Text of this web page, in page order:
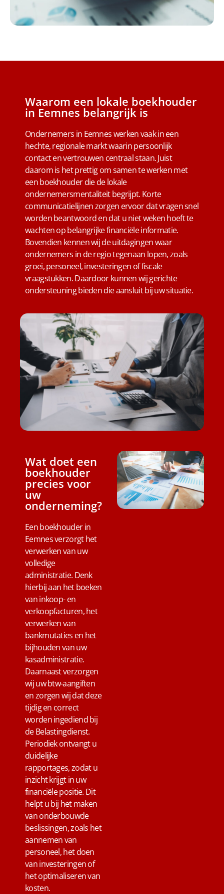
Waarom een lokale boekhouder
in Eemnes belangrijk is
Ondernemers in Eemnes werken vaak in een
hechte, regionale markt waarin persoonlijk
contact en vertrouwen centraal staan. Juist
daarom is het prettig om samen te werken met
een boekhouder die de lokale
ondernemersmentaliteit begrijpt. Korte
communicatielijnen zorgen ervoor dat vragen snel
worden beantwoord en dat u niet weken hoeft te
wachten op belangrijke financiële informatie.
Bovendien kennen wij de uitdagingen waar
ondernemers in de regio tegenaan lopen, zoals
groei, personeel, investeringen of fiscale
vraagstukken. Daardoor kunnen wij gerichte
ondersteuning bieden die aansluit bij uw situatie.
Wat doet een
boekhouder
precies voor
uw
onderneming?
Een boekhouder in
Eemnes verzorgt het
verwerken van uw
volledige
administratie. Denk
hierbij aan het boeken
van inkoop- en
verkoopfacturen, het
verwerken van
bankmutaties en het
bijhouden van uw
kasadministratie.
Daarnaast verzorgen
wij uw btw-aangiften
en zorgen wij dat deze
tijdig en correct
worden ingediend bij
de Belastingdienst.
Periodiek ontvangt u
duidelijke
rapportages, zodat u
inzicht krijgt in uw
financiële positie. Dit
helpt u bij het maken
van onderbouwde
beslissingen, zoals het
aannemen van
personeel, het doen
van investeringen of
het optimaliseren van
kosten.